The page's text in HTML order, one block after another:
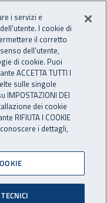
Apri cerca
i servizi e
I cookie di
il corretto
dell’utente,
di cookie. Puoi
ACCETTA TUTTI I
sulle singole
DEI
dei cookie
RIFIUTA I COOKIE
i dettagli,